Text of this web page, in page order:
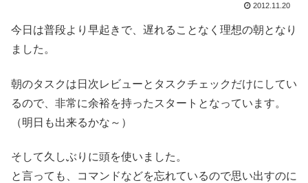
2012.11.20
今日は普段より早起きで、遅れることなく理想の朝となり
ました。
朝のタスクは日次レビューとタスクチェックだけにしてい
るので、非常に余裕を持ったスタートとなっています。
（明日も出来るかな～）
そして久しぶりに頭を使いました。
と言っても、コマンドなどを忘れているので思い出すのに